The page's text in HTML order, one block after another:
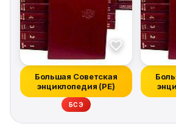
Большая Советская
энциклопедия (РЕ)
БСЭ